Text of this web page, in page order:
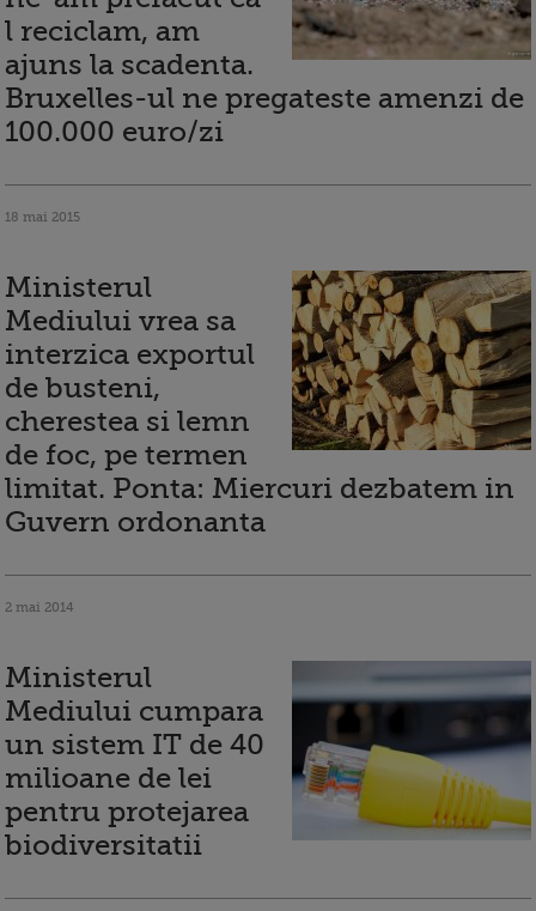
l reciclam, am
ajuns la scadenta.
Bruxelles-ul ne pregateste amenzi de
100.000 euro/zi
18 mai 2015
Ministerul
Mediului vrea sa
interzica exportul
de busteni,
cherestea si lemn
de foc, pe termen
limitat. Ponta: Miercuri dezbatem in
Guvern ordonanta
2 mai 2014
Ministerul
Mediului cumpara
un sistem IT de 40
milioane de lei
pentru protejarea
biodiversitatii